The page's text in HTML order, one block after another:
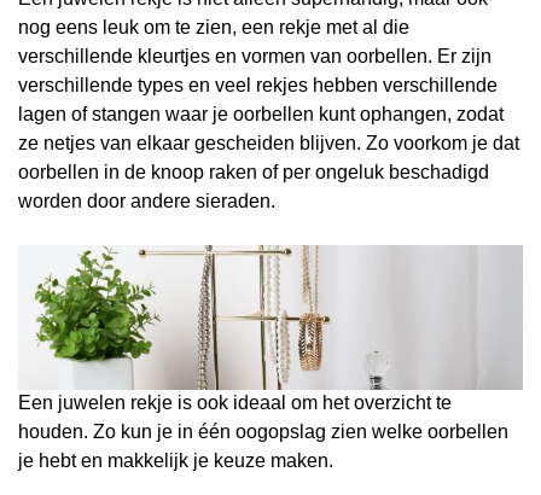
nog eens leuk om te zien, een rekje met al die
verschillende kleurtjes en vormen van oorbellen. Er zijn
verschillende types en veel rekjes hebben verschillende
lagen of stangen waar je oorbellen kunt ophangen, zodat
ze netjes van elkaar gescheiden blijven. Zo voorkom je dat
oorbellen in de knoop raken of per ongeluk beschadigd
worden door andere sieraden.
Een juwelen rekje is ook ideaal om het overzicht te
houden. Zo kun je in één oogopslag zien welke oorbellen
je hebt en makkelijk je keuze maken.